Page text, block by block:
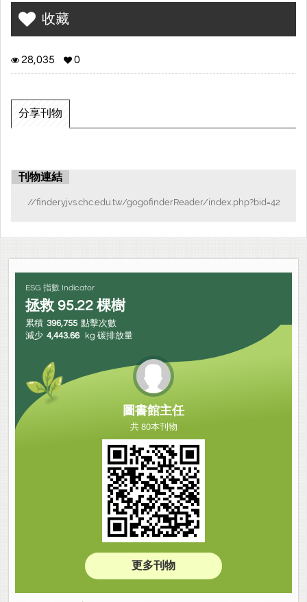
收藏
28,035 0
分享刊物
刊物連結
//finder.yjvs.chc.edu.tw/gogofinderReader/index.php?bid=42
ESG 指數 Indicator
拯救 95.22 棵樹
累積 396,755 點擊次數
減少 4,443.66 kg 碳排放量
圖書館主任
共 80本刊物
更多刊物